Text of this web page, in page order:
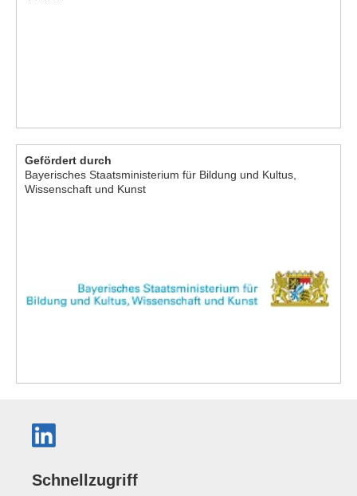
Gefördert durch
Bayerisches Staatsministerium für Bildung und Kultus,
Wissenschaft und Kunst
Schnellzugriff